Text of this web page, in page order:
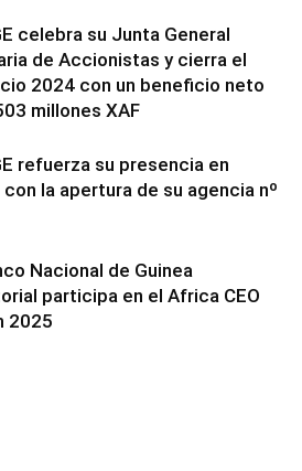
celebra su Junta General
de Accionistas y cierra el
2024 con un beneficio neto
millones XAF
refuerza su presencia en
la apertura de su agencia nº
Nacional de Guinea
participa en el Africa CEO
2025